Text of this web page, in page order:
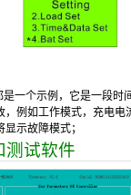
是一个示例，它是一段时
，例如工作模式，充电电
示故障模式；
测试软件